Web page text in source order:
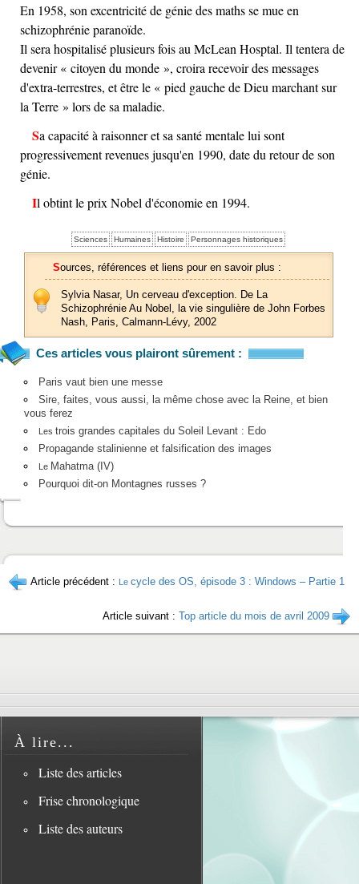
En 1958, son excentricité de génie des maths se mue en
schizophrénie paranoïde.
Il sera hospitalisé plusieurs fois au McLean Hosptal. Il tentera de
devenir « citoyen du monde », croira recevoir des messages
d'extra-terrestres, et être le « pied gauche de Dieu marchant sur
la Terre » lors de sa maladie.
Sa capacité à raisonner et sa santé mentale lui sont
progressivement revenues jusqu'en 1990, date du retour de son
génie.
Il obtint le prix Nobel d'économie en 1994.
Sciences Humaines Histoire Personnages historiques
Sources, références et liens pour en savoir plus :
Sylvia Nasar, Un cerveau d'exception. De La
Schizophrénie Au Nobel, la vie singulière de John Forbes
Nash, Paris, Calmann-Lévy, 2002
Ces articles vous plairont sûrement :
Paris vaut bien une messe
Sire, faites, vous aussi, la même chose avec la Reine, et bien
vous ferez
Les trois grandes capitales du Soleil Levant : Edo
Propagande stalinienne et falsification des images
Le Mahatma (IV)
Pourquoi dit-on Montagnes russes ?
Article précédent : Le cycle des OS, épisode 3 : Windows – Partie 1
Article suivant : Top article du mois de avril 2009
À lire...
Liste des articles
Frise chronologique
Liste des auteurs